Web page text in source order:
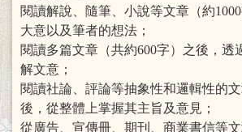
閱讀解說、隨筆、小說等文章（約
大意以及筆者的想法；
閱讀多篇文章（共約600字）之後，透
解文意；
閱讀社論、評論等抽象性和邏輯性的文
後，從整體上掌握其主旨及意見；
從廣告、宣傳冊、期刊、商業書信等